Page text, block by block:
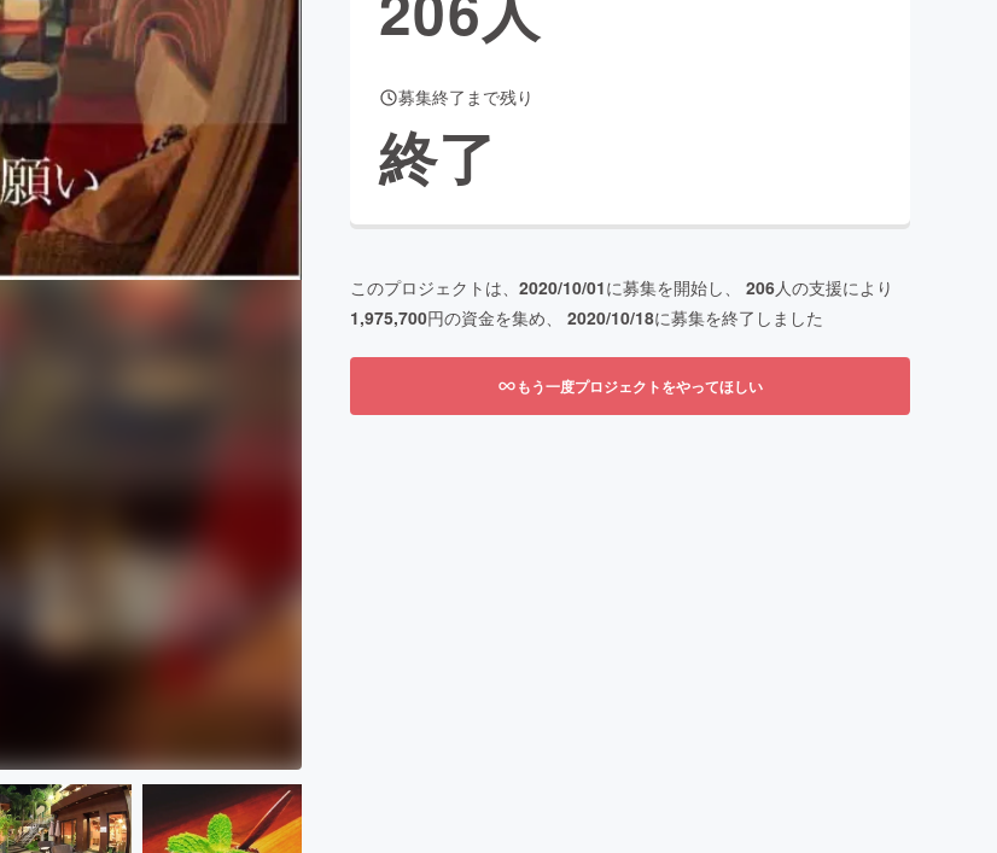
CAMPFIRE for Social Good
CAMPFIRE Creation
CAMPFIREふるさと納税machi-yaコミュニティ
募集終了まで残り
終了
このプロジェクトは、 2020/10/01に募集を開始し、 206人の支援により
1,975,700円の資金を集め、 2020/10/18に募集を終了しました
もう一度プロジェクトをやってほしい